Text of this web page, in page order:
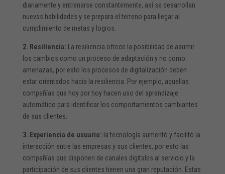
diariamente y entrenarse constantemente, así se desarrollan
nuevas habilidades y se prepara el terreno para llegar al
cumplimiento de metas y logros.
2. Resiliencia: La resiliencia ofrece la posibilidad de asumir
los cambios como un proceso de adaptación y no como
amenazas, por esto los procesos de digitalización deben
estar orientados hacia la resiliencia. Por ejemplo, aquellas
compañías que hoy por hoy hacen uso del aprendizaje
automático para identificar los comportamientos cambiantes
de sus clientes.
3. Experiencia de usuario: la tecnología aumentó y facilitó la
interacción entre las empresas y sus clientes, por esto las
compañías que disponen de canales digitales al servicio y la
participación de sus clientes tienen una gran reputación. Estas